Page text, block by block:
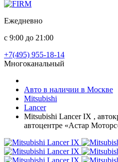
Ежедневно
с 9:00 до 21:00
+7(495) 955-18-14
Многоканальный
Авто в наличии в Москве
Mitsubishi
Lancer
Mitsubishi Lancer IX ,
автоцентре «Астар